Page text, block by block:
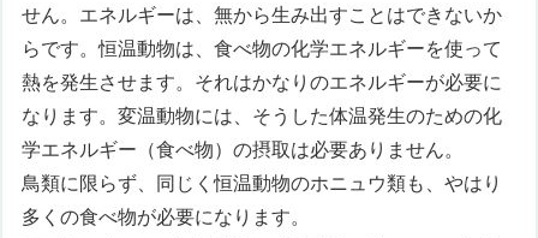
せん。エネルギーは、無から生み出すことはできないか
らです。恒温動物は、食べ物の化学エネルギーを使って
熱を発生させます。それはかなりのエネルギーが必要に
なります。変温動物には、そうした体温発生のための化
学エネルギー（食べ物）の摂取は必要ありません。
鳥類に限らず、同じく恒温動物のホニュウ類も、やはり
多くの食べ物が必要になります。